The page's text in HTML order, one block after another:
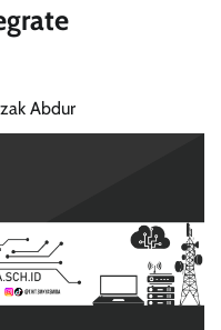
Abdur